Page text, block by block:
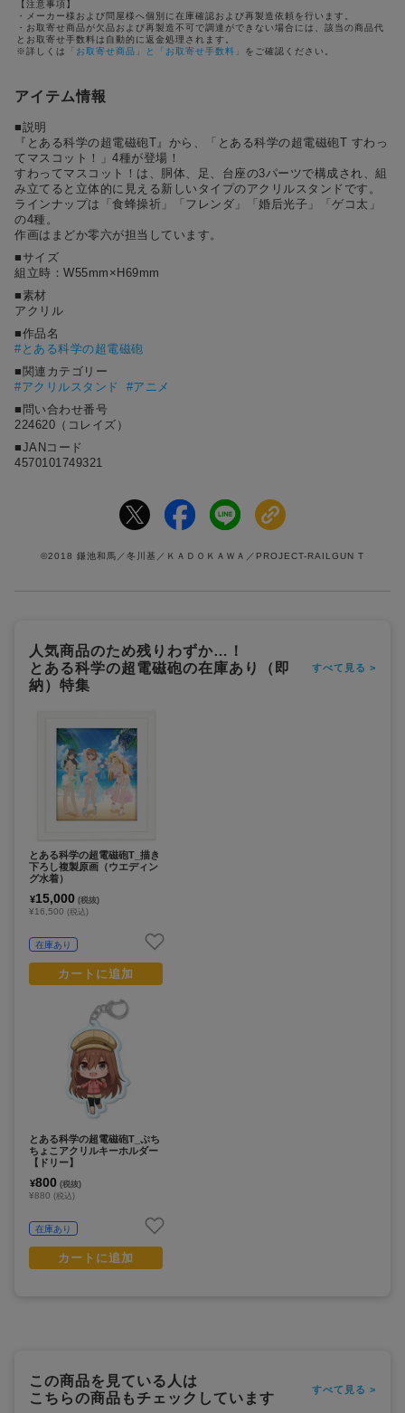
ド
1位 #ポケットモンスター（ポケモン）
3位 #初音ミク シリーズ
4位 #名探偵コナン
【注意事項】
・メーカー様および問屋様へ個別に在庫確認および再製造依頼を行います。
・お取寄せ商品が欠品および再製造不可で調達ができない場合には、該当の商品代
とお取寄せ手数料は自動的に返金処理されます。
※詳しくは
「お取寄せ商品」と「お取寄せ手数料」 をご確認ください。
アイテム情報
■説明
『とある科学の超電磁砲T』から、「とある科学の超電磁砲T すわっ
てマスコット！」4種が登場！
すわってマスコット！は、胴体、足、台座の3パーツで構成され、組
み立てると立体的に見える新しいタイプのアクリルスタンドです。
ラインナップは「食蜂操祈」「フレンダ」「婚后光子」「ゲコ太」
の4種。
作画はまどか零六が担当しています。
■サイズ
組立時：W55mm×H69mm
■素材
アクリル
■作品名
# とある科学の超電磁砲
■関連カテゴリー
#アクリルスタンド
#アニメ
■問い合わせ番号
224620（コレイズ）
■JANコード
4570101749321
©2018 鎌池和馬／冬川基／ＫＡＤＯＫＡＷＡ／PROJECT-RAILGUN T
人気商品のため残りわずか…！
とある科学の超電磁砲の在庫あり（即
納）特集
すべて見る >
とある科学の超電磁砲T_描き
下ろし複製原画（ウエディン
グ水着）
¥15,000 (税抜)
¥16,500 (税込)
在庫あり
カートに追加
とある科学の超電磁砲T_ぷち
ちょこアクリルキーホルダー
【ドリー】
¥800 (税抜)
¥880 (税込)
在庫あり
カートに追加
この商品を見ている人は
こちらの商品もチェックしています
すべて見る >